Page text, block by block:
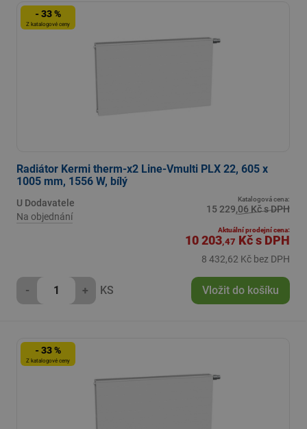
- 33 %
Z katalogové ceny
Radiátor Kermi therm-x2 Line-Vmulti PLX 22, 605 x
1005 mm, 1556 W, bílý
U Dodavatele
Na objednání
Katalogová cena:
15 229,06 Kč s DPH
Aktuální prodejní cena:
10 203,47 Kčs DPH
8 432,62 Kč bez DPH
- + KS Vložit do košíku
- 33 %
Z katalogové ceny